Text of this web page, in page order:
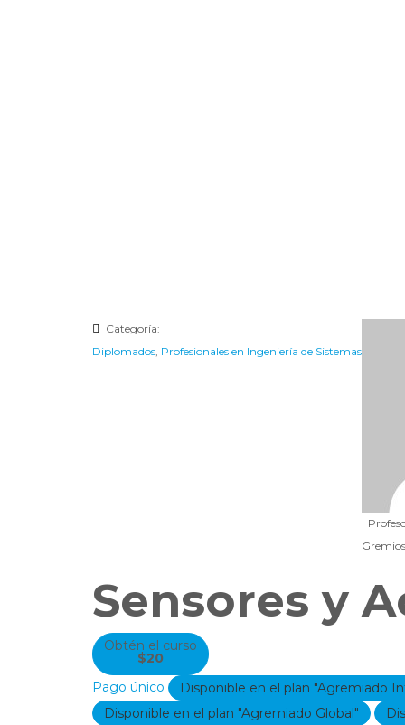
Categoría:
Diplomados, Profesionales en Ingeniería de Sistemas
Sensores y
Obtén el curso
$20
Pago único
Disponible en el plan "Agremiado
Disponible en el plan "Agremiado Global"